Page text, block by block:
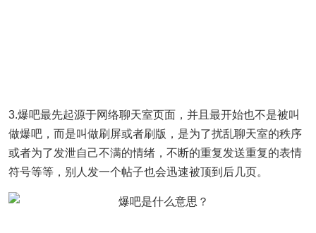
3.爆吧最先起源于网络聊天室页面，并且最开始也不是被叫
做爆吧，而是叫做刷屏或者刷版，是为了扰乱聊天室的秩序
或者为了发泄自己不满的情绪，不断的重复发送重复的表情
符号等等，别人发一个帖子也会迅速被顶到后几页。